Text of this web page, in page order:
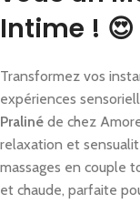
Intime ! 😍
Transformez vos
expériences
Praliné de chez
relaxation et
massages en couple
et chaude, parfaite